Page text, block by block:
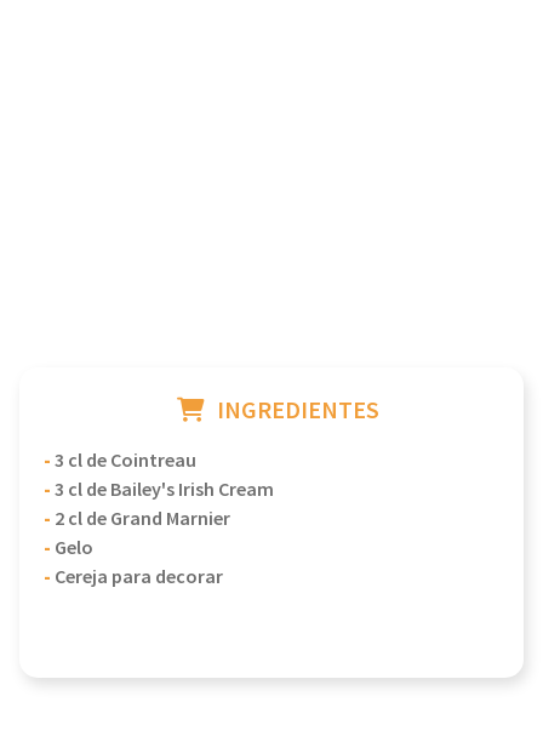
INGREDIENTES
-3 cl de Cointreau
-3 cl de Bailey's Irish Cream
- 2 cl de Grand Marnier
- Gelo
- Cereja para decorar